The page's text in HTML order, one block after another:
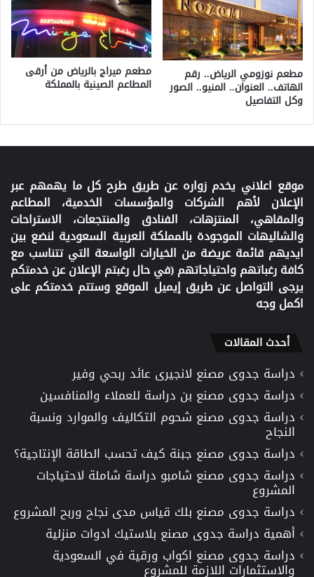
مطعم نوزومي الرياض.. رقم
الهاتف.. العنوان.. المنيو.. الصور
وكل التفاصيل
مطعم ميراج بالرياض من أرقى
المطاعم الصينية بالمملكة
موقع اعلاني يخدم زواره عن طريق طرح كل ما يهمهم عبر
الإعلان لأهم الشركات والمؤسسات الخدمية، المطاعم
والمقاهي، المنتزهات، الفنادق والمنتجعات، الاستراحات
والشاليهات الموجودة بالمملكة العربية السعودية لنضع بين
ايديهم قائمة عريضة من الخيارات الواسعة التي تتناسب مع
كافة رغباتهم واحتياجاتهم (في حال رغبتم الإعلان عن خدمتكم
يرجى التواصل عن طريق إيميل الموقع وستتم خدمتكم على
اكمل وجه
أحدث المقالات
دراسة جدوى مصنع لانجيرى عائد ربحي وفير
دراسة جدوى مصنع بن دراسة للعملاء والمنافسين
دراسة جدوى مصنع شحوم التكاليف والموارد ونسبة
النجاح
دراسة جدوى مصنع جبنة كيف تحسب الطاقة الإنتاجية؟
دراسة جدوى مصنع شامبو دراسة شاملة لاحتياجات
المشروع
دراسة جدوى مصنع بلك قياس مدى نجاح وربح المشروع
أهمية دراسة جدوى مصنع بلاستيك ادوات منزلية
دراسة جدوى مصنع اكواب ورقية في السعودية
والاستثمارات اللازمة للمشروع